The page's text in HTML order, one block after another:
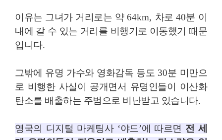
이유는 그녀가 거리로는 약64km, 차로40분 이
내에 갈 수 있는 거리를 비행기로 이동했기 때문
입니다.
그밖에 유명 가수와 영화감독 등도 30분 미만으
로 비행한 사실이 공개면서 유명인들이 이산화
탄소를 배출하는 주범으로 비난받고 있습니다.
영국의 디지털 마케팅사 ‘야드’에 따르면 전 세